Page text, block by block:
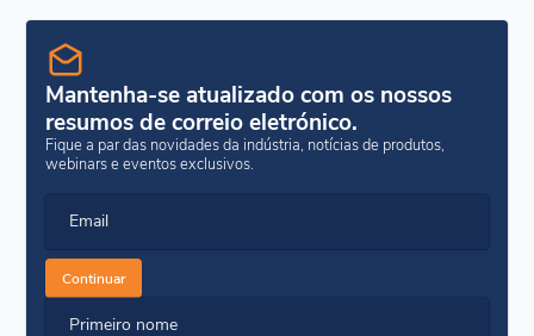
Mantenha-se atualizado com os nossos
resumos de correio eletrónico.
Fique a par das novidades da indústria, notícias de produtos,
webinars e eventos exclusivos.
Email
Continuar
Primeiro nome